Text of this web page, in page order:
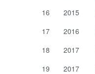
16
2015
17
2016
18
2017
19
2017